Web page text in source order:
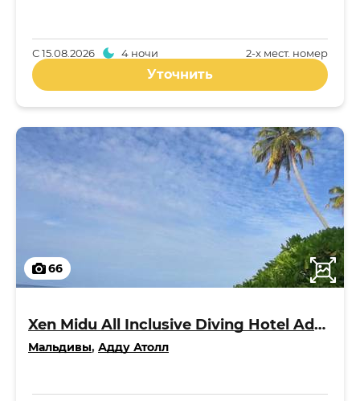
2-x мест. номер
С15.08.2026 4 ночи
Уточнить
66
Xen Midu All Inclusive Diving Hotel Addu Maldives 3*
Мальдивы, Адду Атолл